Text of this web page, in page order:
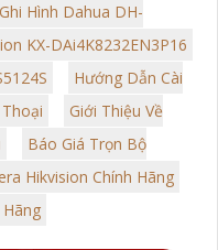
Hình Dahua DH-
KX-DAi4K8232EN3P16
Hướng Dẫn Cài
Giới Thiệu Về
Báo Giá Trọn Bộ
Hikvision Chính Hãng